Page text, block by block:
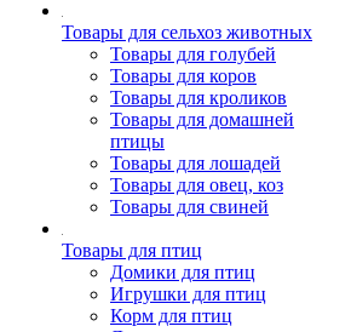
Товары для сельхоз животных
Товары для голубей
Товары для коров
Товары для кроликов
Товары для домашней
птицы
Товары для лошадей
Товары для овец, коз
Товары для свиней
Товары для птиц
Домики для птиц
Игрушки для птиц
Корм для птиц